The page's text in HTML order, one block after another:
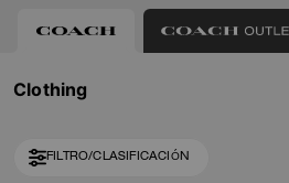
Clothing
FILTRO/CLASIFICACIÓN